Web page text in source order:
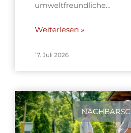
umweltfreundliche…
Weiterlesen »
17. Juli 2026